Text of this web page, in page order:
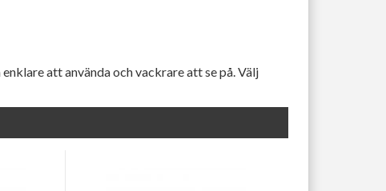
att använda och vackrare att se på. Välj